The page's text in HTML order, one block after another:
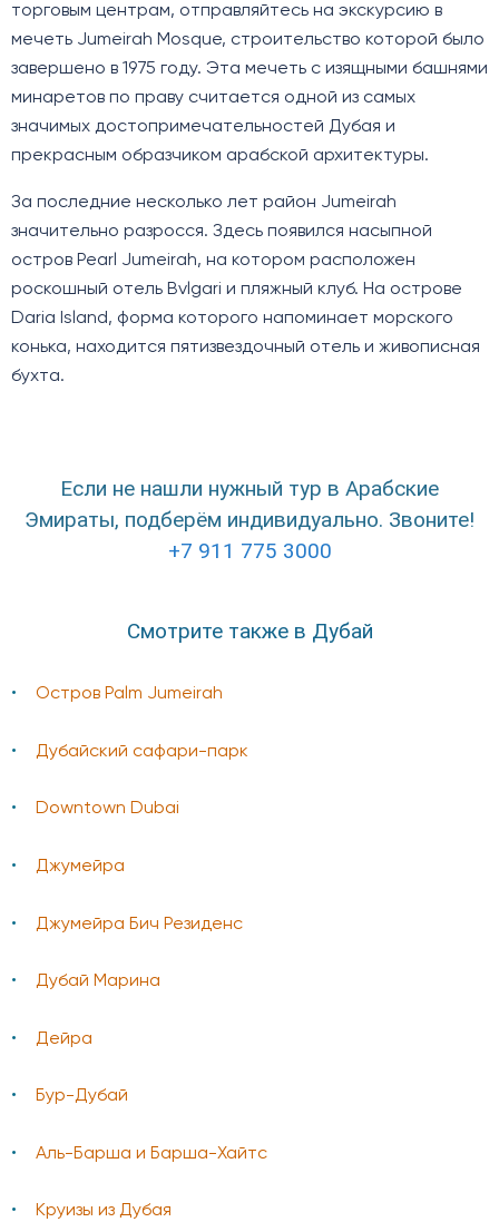
торговым центрам, отправляйтесь на экскурсию в
мечеть Jumeirah Mosque, строительство которой было
завершено в 1975 году. Эта мечеть с изящными башнями
минаретов по праву считается одной из самых
значимых достопримечательностей Дубая и
прекрасным образчиком арабской архитектуры.
За последние несколько лет район Jumeirah
значительно разросся. Здесь появился насыпной
остров Pearl Jumeirah, на котором расположен
роскошный отель Bvlgari и пляжный клуб. На острове
Daria Island, форма которого напоминает морского
конька, находится пятизвездочный отель и живописная
бухта.
Если не нашли нужный тур в Арабские
Эмираты, подберём индивидуально. Звоните!
+7 911 775 3000
Смотрите также в Дубай
Остров Palm Jumeirah
Дубайский сафари-парк
Downtown Dubai
Джумейра
Джумейра Бич Резиденс
Дубай Марина
Дейра
Бур-Дубай
Аль-Барша и Барша-Хайтс
Круизы из Дубая